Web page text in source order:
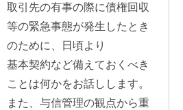
取引先の有事の際に債権回収
等の緊急事態が発生したとき
のために、
日頃より
基本契約など備えておくべき
ことは何かをお話しします。
また、与信管理の観点から重